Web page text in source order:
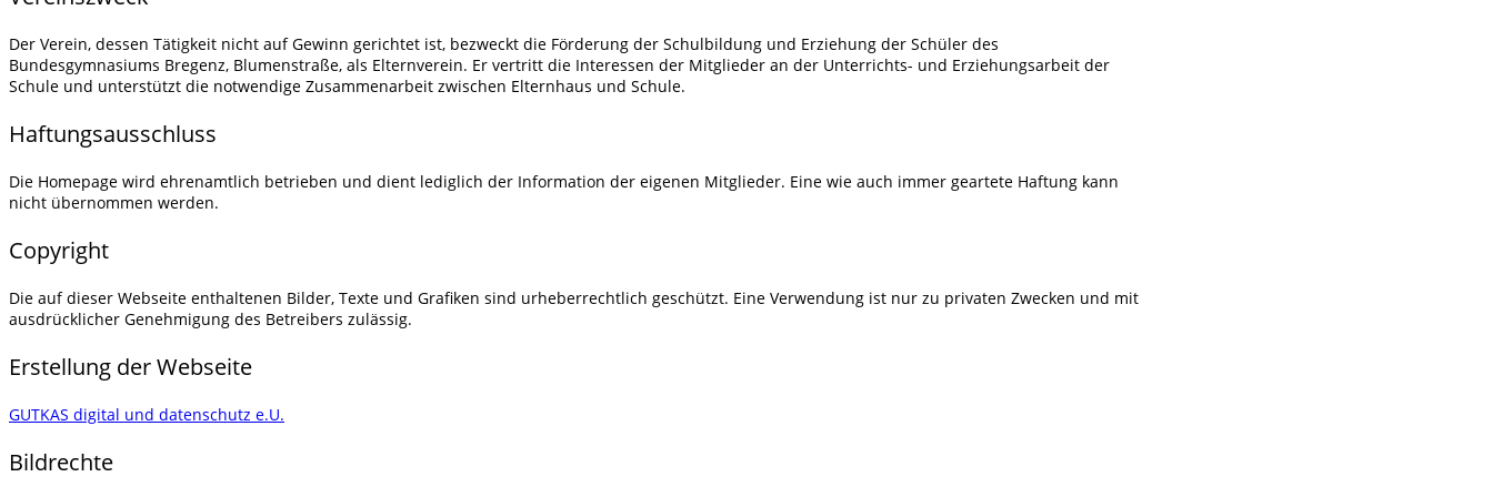
Der Verein, dessen Tätigkeit nicht auf Gewinn gerichtet ist, bezweckt die Förderung der Schulbildung und Erziehung der Schüler des
Bundesgymnasiums Bregenz, Blumenstraße, als Elternverein. Er vertritt die Interessen der Mitglieder an der Unterrichts- und Erziehungsarbeit der
Schule und unterstützt die notwendige Zusammenarbeit zwischen Elternhaus und Schule.
Haftungsausschluss
Die Homepage wird ehrenamtlich betrieben und dient lediglich der Information der eigenen Mitglieder. Eine wie auch immer geartete Haftung kann
nicht übernommen werden.
Copyright
Die auf dieser Webseite enthaltenen Bilder, Texte und Grafiken sind urheberrechtlich geschützt. Eine Verwendung ist nur zu privaten Zwecken und mit
ausdrücklicher Genehmigung des Betreibers zulässig.
Erstellung der Webseite
GUTKAS digital und datenschutz e.U.
Bildrechte